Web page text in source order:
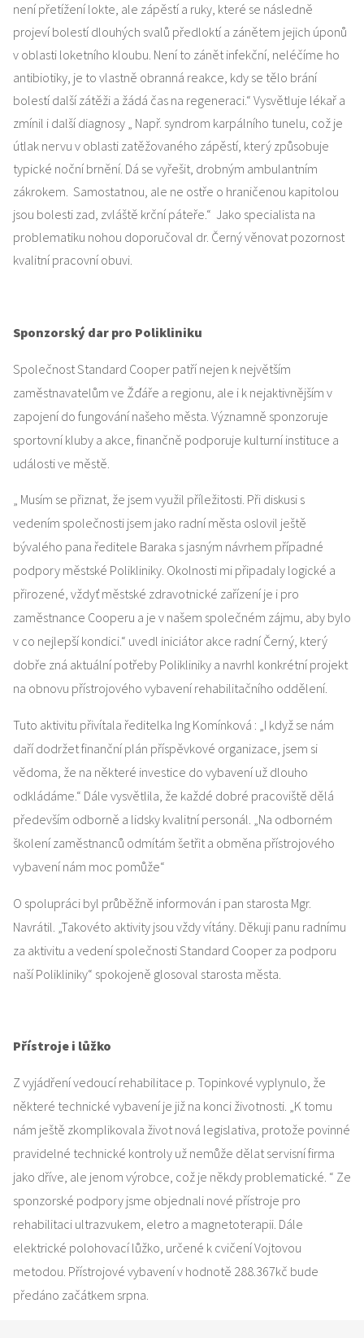
není přetížení lokte, ale zápěstí a ruky, které se následně
projeví bolestí dlouhých svalů předloktí a zánětem jejich úponů
v oblasti loketního kloubu. Není to zánět infekční, neléčíme ho
antibiotiky, je to vlastně obranná reakce, kdy se tělo brání
bolestí další zátěži a žádá čas na regeneraci.“ Vysvětluje lékař a
zmínil i další diagnosy „ Např. syndrom karpálního tunelu, což je
útlak nervu v oblasti zatěžovaného zápěstí, který způsobuje
typické noční brnění. Dá se vyřešit, drobným ambulantním
zákrokem. Samostatnou, ale ne ostře o hraničenou kapitolou
jsou bolesti zad, zvláště krční páteře.“ Jako specialista na
problematiku nohou doporučoval dr. Černý věnovat pozornost
kvalitní pracovní obuvi.
Sponzorský dar pro Polikliniku
Společnost Standard Cooper patří nejen k největším
zaměstnavatelům ve Žďáře a regionu, ale i k nejaktivnějším v
zapojení do fungování našeho města. Významně sponzoruje
sportovní kluby a akce, finančně podporuje kulturní instituce a
události ve městě.
„ Musím se přiznat, že jsem využil příležitosti. Při diskusi s
vedením společnosti jsem jako radní města oslovil ještě
bývalého pana ředitele Baraka s jasným návrhem případné
podpory městské Polikliniky. Okolnosti mi připadaly logické a
přirozené, vždyť městské zdravotnické zařízení je i pro
zaměstnance Cooperu a je v našem společném zájmu, aby bylo
v co nejlepší kondici.“ uvedl iniciátor akce radní Černý, který
dobře zná aktuální potřeby Polikliniky a navrhl konkrétní projekt
na obnovu přístrojového vybavení rehabilitačního oddělení.
Tuto aktivitu přivítala ředitelka Ing Komínková : „I když se nám
daří dodržet finanční plán příspěvkové organizace, jsem si
vědoma, že na některé investice do vybavení už dlouho
odkládáme.“ Dále vysvětlila, že každé dobré pracoviště dělá
především odborně a lidsky kvalitní personál. „Na odborném
školení zaměstnanců odmítám šetřit a obměna přístrojového
vybavení nám moc pomůže“
O spolupráci byl průběžně informován i pan starosta Mgr.
Navrátil. „Takovéto aktivity jsou vždy vítány. Děkuji panu radnímu
za aktivitu a vedení společnosti Standard Cooper za podporu
naší Polikliniky“ spokojeně glosoval starosta města.
Přístroje i lůžko
Z vyjádření vedoucí rehabilitace p. Topinkové vyplynulo, že
některé technické vybavení je již na konci životnosti. „K tomu
nám ještě zkomplikovala život nová legislativa, protože povinné
pravidelné technické kontroly už nemůže dělat servisní firma
jako dříve, ale jenom výrobce, což je někdy problematické. “ Ze
sponzorské podpory jsme objednali nové přístroje pro
rehabilitaci ultrazvukem, eletro a magnetoterapii. Dále
elektrické polohovací lůžko, určené k cvičení Vojtovou
metodou. Přístrojové vybavení v hodnotě 288.367kč bude
předáno začátkem srpna.